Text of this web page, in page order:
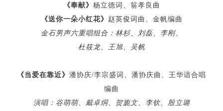
《奉献》 杨立德词、翁孝良曲
《送你⼀朵小红花》 赵英俊词曲、金帆编曲
金石男声六重唱组合：林杉、刘磊、李刚、
杜筱龙、王旭、吴帆
《当爱在靠近》 潘协庆/李宗盛词、潘协庆曲、王华谙合唱
编曲
演唱：谷萌萌、戴卓烔、贺旎文、李钦、殷立璐